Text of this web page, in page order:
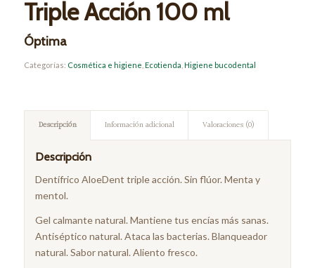
Triple Acción 100 ml
Óptima
Categorías: Cosmética e higiene Ecotienda Higiene bucodental
Descripción Información adicional Valoraciones (0)
Descripción
Dentífrico AloeDent triple acción. Sin flúor. Menta y
mentol.
Gel calmante natural. Mantiene tus encías más sanas.
Antiséptico natural. Ataca las bacterias. Blanqueador
natural. Sabor natural. Aliento fresco.